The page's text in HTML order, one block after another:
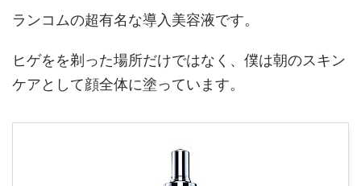
ランコムの超有名な導入美容液です。
ヒゲをを剃った場所だけではなく、僕は朝のスキン
ケアとして顔全体に塗っています。